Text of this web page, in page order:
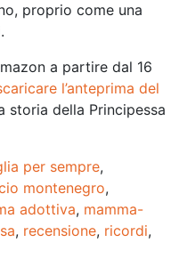
proprio come una
a partire dal 16
l’anteprima del
storia della Principessa
per sempre,
montenegro,
adottiva, mamma-
, recensione, ricordi,